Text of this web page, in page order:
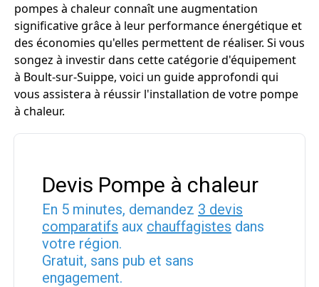
pompes à chaleur connaît une augmentation
significative grâce à leur performance énergétique et
des économies qu'elles permettent de réaliser. Si vous
songez à investir dans cette catégorie d'équipement
à Boult-sur-Suippe, voici un guide approfondi qui
vous assistera à réussir l'installation de votre pompe
à chaleur.
Devis Pompe à chaleur
En 5 minutes, demandez 3 devis
comparatifs aux chauffagistes dans
votre région.
Gratuit, sans pub et sans
engagement.